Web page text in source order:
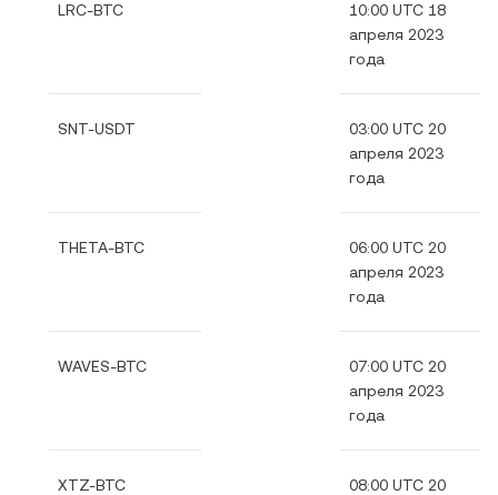
LRC-BTC
10:00 UTC 18
апреля 2023
года
SNT-USDT
03:00 UTC 20
апреля 2023
года
THETA-BTC
06:00 UTC 20
апреля 2023
года
WAVES-BTC
07:00 UTC 20
апреля 2023
года
XTZ-BTC 08:00 UTC 20